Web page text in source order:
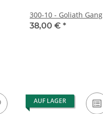
300-10 - Goliath Gang
38,00 € *
AUF LAGER